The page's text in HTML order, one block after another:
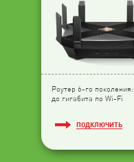
Роутер 6-го поколения:
до гигабита по Wi-Fi
ПОДКЛЮЧИТЬ